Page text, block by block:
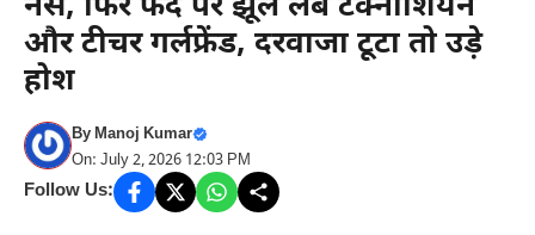
और टीचर गर्लफ्रेंड, दरवाजा टूटा तो उड़े
होश
ByManoj Kumar
On: July 2, 2026 12:03 PM
Follow Us: